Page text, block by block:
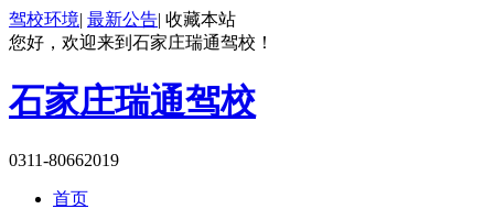
驾校环境| 最新公告| 收藏本站
您好，欢迎来到石家庄瑞通驾校！
石家庄瑞通驾校
0311-80662019
首页